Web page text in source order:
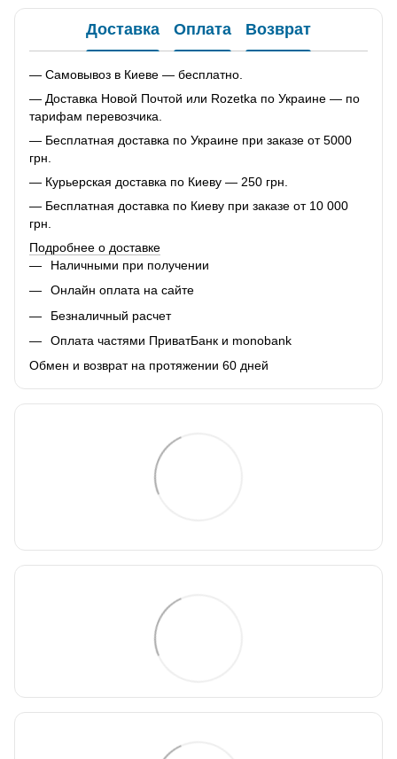
Доставка Оплата Возврат
— Самовывоз в Киеве — бесплатно.
— Доставка Новой Почтой или Rozetka по Украине — по
тарифам перевозчика.
— Бесплатная доставка по Украине при заказе от 5000
грн.
— Курьерская доставка по Киеву — 250 грн.
— Бесплатная доставка по Киеву при заказе от 10 000
грн.
Подробнее о доставке
Наличными при получении
Онлайн оплата на сайте
Безналичный расчет
Оплата частями ПриватБанк и monobank
Обмен и возврат на протяжении 60 дней